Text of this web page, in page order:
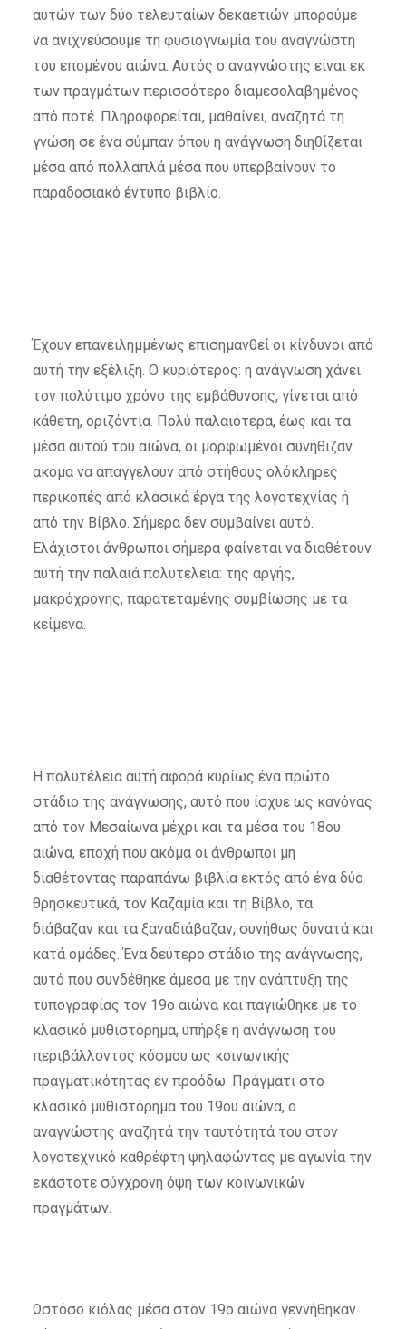
αυτών των δύο τελευταίων δεκαετιών μπορούμε
να ανιχνεύσουμε τη φυσιογνωμία του αναγνώστη
του επομένου αιώνα. Αυτός ο αναγνώστης είναι εκ
των πραγμάτων περισσότερο διαμεσολαβημένος
από ποτέ. Πληροφορείται, μαθαίνει, αναζητά τη
γνώση σε ένα σύμπαν όπου η ανάγνωση διηθίζεται
μέσα από πολλαπλά μέσα που υπερβαίνουν το
παραδοσιακό έντυπο βιβλίο.
Έχουν επανειλημμένως επισημανθεί οι κίνδυνοι από
αυτή την εξέλιξη. Ο κυριότερος: η ανάγνωση χάνει
τον πολύτιμο χρόνο της εμβάθυνσης, γίνεται από
κάθετη, οριζόντια. Πολύ παλαιότερα, έως και τα
μέσα αυτού του αιώνα, οι μορφωμένοι συνήθιζαν
ακόμα να απαγγέλουν από στήθους ολόκληρες
περικοπές από κλασικά έργα της λογοτεχνίας ή
από την Βίβλο. Σήμερα δεν συμβαίνει αυτό.
Eλάχιστοι άνθρωποι σήμερα φαίνεται να διαθέτουν
αυτή την παλαιά πολυτέλεια: της αργής,
μακρόχρονης, παρατεταμένης συμβίωσης με τα
κείμενα.
Η πολυτέλεια αυτή αφορά κυρίως ένα πρώτο
στάδιο της ανάγνωσης, αυτό που ίσχυε ως κανόνας
από τον Μεσαίωνα μέχρι και τα μέσα του 18ου
αιώνα, εποχή που ακόμα οι άνθρωποι μη
διαθέτοντας παραπάνω βιβλία εκτός από ένα δύο
θρησκευτικά, τον Καζαμία και τη Βίβλο, τα
διάβαζαν και τα ξαναδιάβαζαν, συνήθως δυνατά και
κατά ομάδες. Ένα δεύτερο στάδιο της ανάγνωσης,
αυτό που συνδέθηκε άμεσα με την ανάπτυξη της
τυπογραφίας τον 19ο αιώνα και παγιώθηκε με το
κλασικό μυθιστόρημα, υπήρξε η ανάγνωση του
περιβάλλοντος κόσμου ως κοινωνικής
πραγματικότητας εν προόδω. Πράγματι στο
κλασικό μυθιστόρημα του 19ου αιώνα, ο
αναγνώστης αναζητά την ταυτότητά του στον
λογοτεχνικό καθρέφτη ψηλαφώντας με αγωνία την
εκάστοτε σύγχρονη όψη των κοινωνικών
πραγμάτων.
Ωστόσο κιόλας μέσα στον 19ο αιώνα γεννήθηκαν